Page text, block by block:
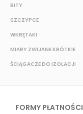
BITY
SZCZYPCE
WKRĘTAKI
MIARY ZWIJANE KRÓTKIE
ŚCIĄGACZE DO IZOLACJI
FORMY PŁATNOŚCI